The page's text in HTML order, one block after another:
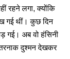
रहने लगा, क्योंकि
गई थीं। कुछ दिन
गई। अब वो हंसिनी
दुश्मन देखकर